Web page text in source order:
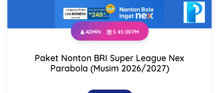
ADMIN 5:45:00 PM
Paket Nonton BRI Super League Nex
Parabola (Musim 2026/2027)